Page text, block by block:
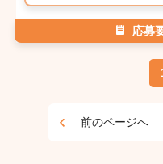
応募
前のページへ